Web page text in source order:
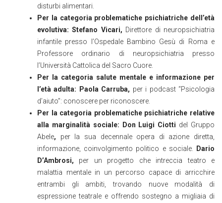
disturbi alimentari.
Per la categoria problematiche psichiatriche dell’età
evolutiva: Stefano Vicari, Direttore di neuropsichiatria
infantile presso l’Ospedale Bambino Gesù di Roma e
Professore ordinario di neuropsichiatria presso
l’Università Cattolica del Sacro Cuore.
Per la categoria salute mentale e informazione per
l’età adulta: Paola Carruba, per i podcast “Psicologia
d’aiuto”: conoscere per riconoscere.
Per la categoria problematiche psichiatriche relative
alla marginalità sociale: Don Luigi Ciotti del Gruppo
Abele, per la sua decennale opera di azione diretta,
informazione, coinvolgimento politico e sociale.
Dario
D’Ambrosi, per un progetto che intreccia teatro e
malattia mentale in un percorso capace di arricchire
entrambi gli ambiti, trovando nuove modalità di
espressione teatrale e offrendo sostegno a migliaia di